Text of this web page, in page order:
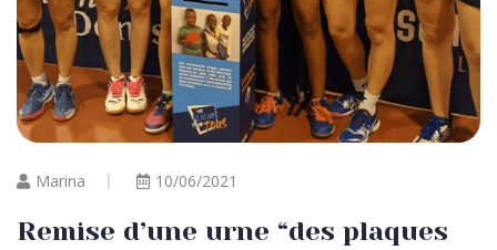
Marina 10/06/2021
Remise d’une urne “des plaques